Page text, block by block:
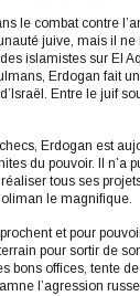
le combat contre
juive, mais il
islamistes sur El
Erdogan fait
Entre le juif
Erdogan est
du pouvoir. Il n’a
tous ses
le magnifique.
et pour
pour sortir de
bons offices, tente
l’agression